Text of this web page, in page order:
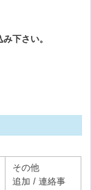
下さい。
その他
追加 / 連絡事